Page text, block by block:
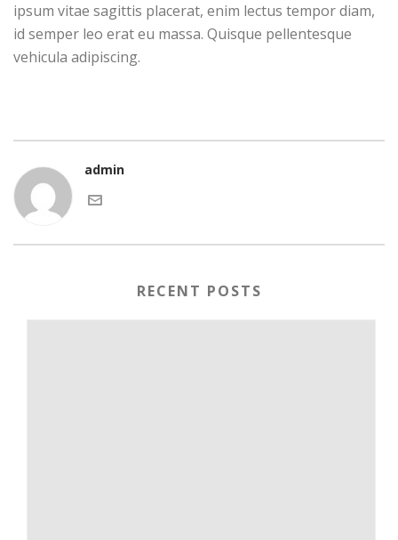
ipsum vitae sagittis placerat, enim lectus tempor diam,
id semper leo erat eu massa. Quisque pellentesque
vehicula adipiscing.
admin
RECENT POSTS